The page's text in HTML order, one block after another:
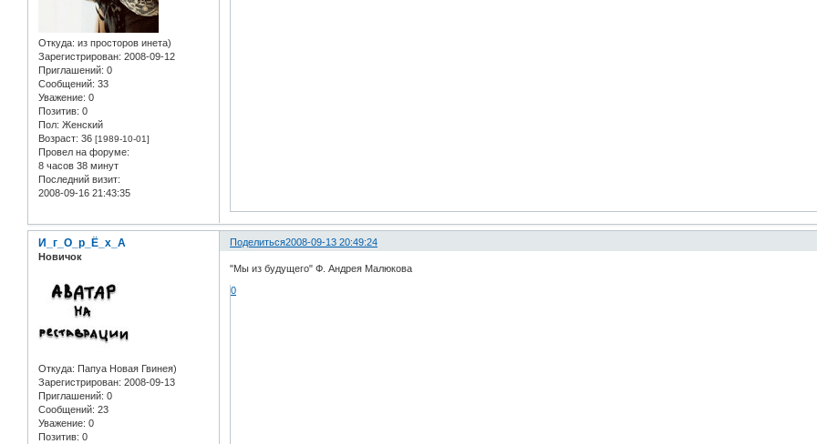
Откуда: из просторов инета)
Зарегистрирован: 2008-09-12
Приглашений: 0
Сообщений: 33
Уважение: 0
Позитив: 0
Пол: Женский
Возраст: 36 [1989-10-01]
Провел на форуме:
8 часов 38 минут
Последний визит:
2008-09-16 21:43:35
Поделиться2008-09-13 20:49:24
И_г_О_р_Ё_х_А
Новичок
Откуда: Папуа Новая Гвинея)
Зарегистрирован: 2008-09-13
Приглашений: 0
Сообщений: 23
Уважение: 0
Позитив: 0
"Мы из будущего" Ф. Андрея Малюкова
0